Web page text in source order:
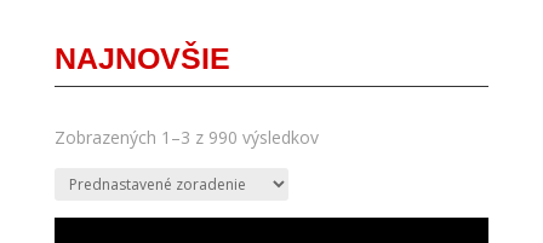
NAJNOVŠIE
Zobrazených 1–3 z 990 výsledkov